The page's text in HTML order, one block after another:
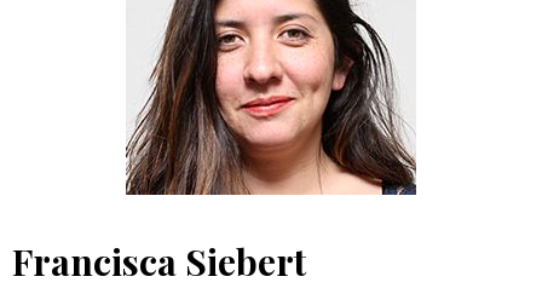
Francisca Siebert